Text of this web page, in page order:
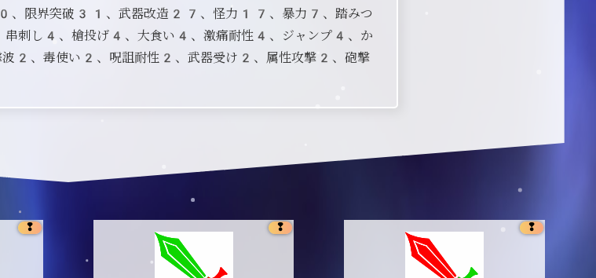
界突破31、武器改造27、怪力17、暴力7、踏みつ
刺し4、槍投げ4、大食い4、激痛耐性4、ジャンプ4、か
2、毒使い2、呪詛耐性2、武器受け2、属性攻撃2、砲撃
❢ ❢ ❢